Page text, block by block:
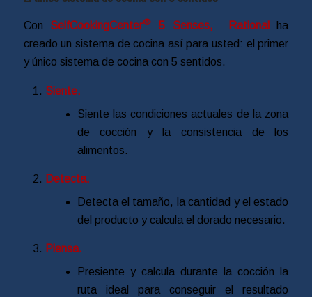
Con SelfCookingCenter® 5 Senses, Rational ha
creado un sistema de cocina así para usted: el primer
y único sistema de cocina con 5 sentidos.
Siente.
Siente las condiciones actuales de la zona
de cocción y la consistencia de los
alimentos.
Detecta.
Detecta el tamaño, la cantidad y el estado
del producto y calcula el dorado necesario.
Piensa.
Presiente y calcula durante la cocción la
ruta ideal para conseguir el resultado